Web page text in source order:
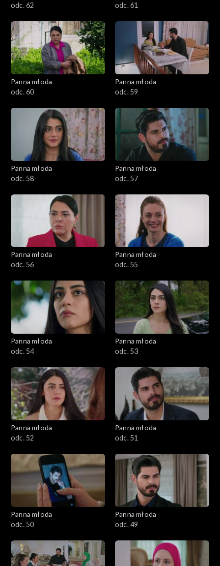
odc. 62
odc. 61
Panna młoda
odc. 60
Panna młoda
odc. 59
Panna młoda
odc. 58
Panna młoda
odc. 57
Panna młoda
odc. 56
Panna młoda
odc. 55
Panna młoda
odc. 54
Panna młoda
odc. 53
Panna młoda
odc. 52
Panna młoda
odc. 51
Panna młoda
odc. 50
Panna młoda
odc. 49